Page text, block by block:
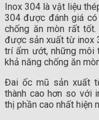
Inox 304 là vật liệu
304 được đánh giá
chống ăn mòn rất
được sản xuất từ inox
trí ẩm ướt, những môi
khả năng chống ăn
Đai ốc mũ sản xuất
thành cao hơn so với
thị phần cao nhất hiện